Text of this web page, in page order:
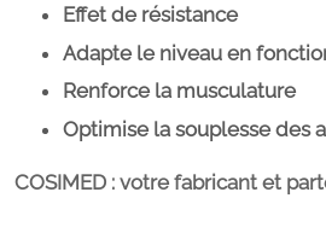
Effet de résistance
Adapte le niveau en
Renforce la musculature
Optimise la souplesse des
COSIMED : votre fabricant et